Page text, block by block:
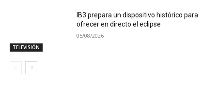
TELEVISIÓN
IB3 prepara un dispositivo histórico para
ofrecer en directo el eclipse
05/08/2026